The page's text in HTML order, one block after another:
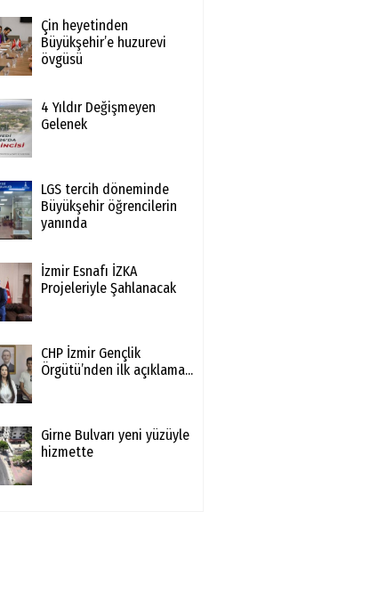
Çin heyetinden
Büyükşehir’e huzurevi
övgüsü
4 Yıldır Değişmeyen
Gelenek
LGS tercih döneminde
Büyükşehir öğrencilerin
yanında
İzmir Esnafı İZKA
Projeleriyle Şahlanacak
CHP İzmir Gençlik
Örgütü’nden ilk açıklama...
Girne Bulvarı yeni yüzüyle
hizmette